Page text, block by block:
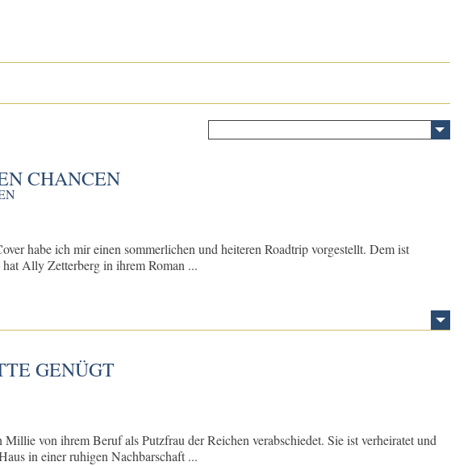
CHANCEN
habe ich mir einen sommerlichen und heiteren Roadtrip vorgestellt. Dem ist
Ally Zetterberg in ihrem Roman ...
GENÜGT
von ihrem Beruf als Putzfrau der Reichen verabschiedet. Sie ist verheiratet und
in einer ruhigen Nachbarschaft ...